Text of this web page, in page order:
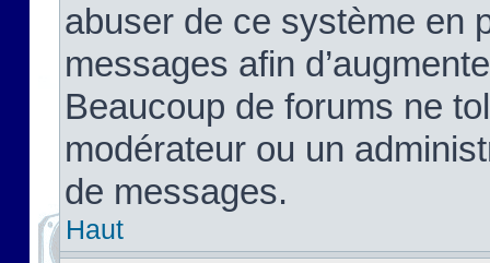
abuser de ce système en
messages afin
Beaucoup de forums ne
modérateur ou un
de messages.
Haut